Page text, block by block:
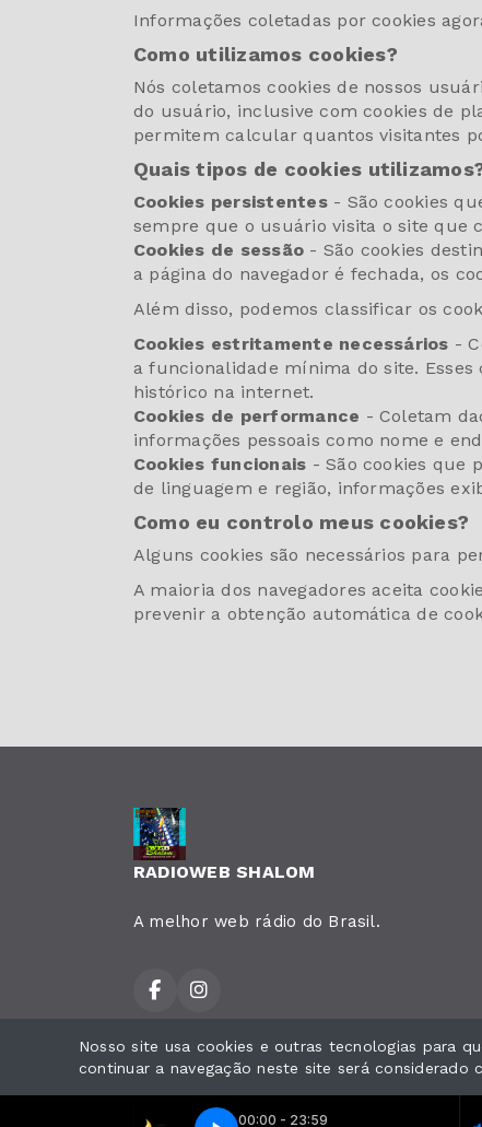
00:00 - 23:59
Informações coletadas por cookies
Como utilizamos cookies?
Nós coletamos cookies de nossos
do usuário, inclusive com cookies de
permitem calcular quantos visitantes
Quais tipos de cookies
Cookies persistentes- São cookies
sempre que o usuário visita o site que
Cookies de sessão - São cookies
a página do navegador é fechada, os
Além disso, podemos classificar os
Cookies estritamente necessários -
a funcionalidade mínima do site.
histórico na internet.
Cookies de performance - Coletam
informações pessoais como nome e
Cookies funcionais - São cookies que
de linguagem e região, informações
Como eu controlo meus cookies?
Alguns cookies são necessários para
A maioria dos navegadores aceita
prevenir a obtenção automática de
RADIOWEB SHALOM
A melhor web rádio do Brasil.
Todos os direitos reservados.
Nosso site usa cookies e outras tecnologias para
continuar a navegação neste site será